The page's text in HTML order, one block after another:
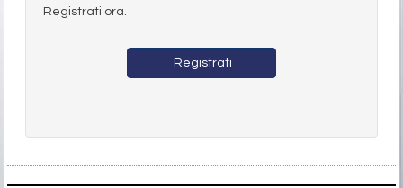
Registrati ora.
Registrati